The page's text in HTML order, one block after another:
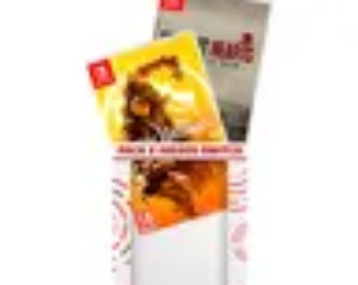
Cultura y Experiencias
Destinos de
Tecnología y Gadgets
Viajes y Aventuras